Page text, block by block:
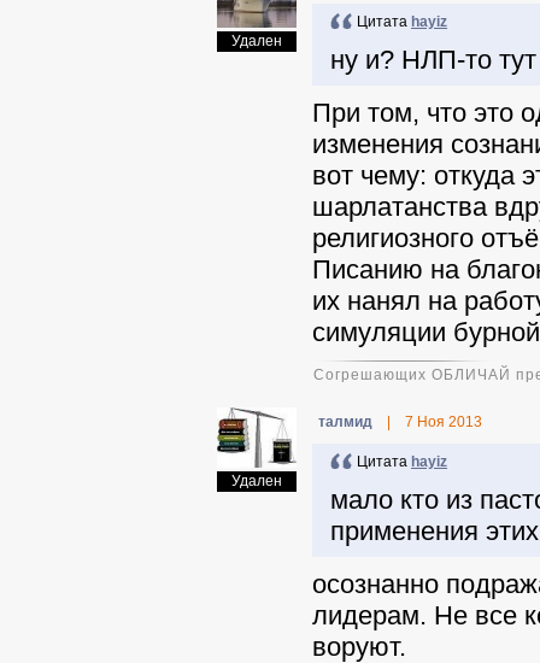
Удален
Цитата hayiz
ну и? НЛП-то
При том, что это
изменения
вот чему: откуда
шарлатанства
религиозного
Писанию на
их нанял на
симуляции
Согрешающих ОБЛИЧАЙ
Удален
талмид 7 Ноя 2013
Цитата hayiz
мало кто из
применения
осознанно
лидерам. Не все
воруют.